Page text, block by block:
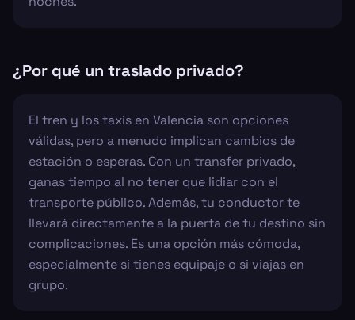
¿Por qué un traslado privado?
El tren y los taxis en Valencia son opciones
válidas, pero a menudo implican cambios de
estación o esperas. Con un transfer privado,
ganas tiempo al no tener que lidiar con el
transporte público. Además, tu conductor te
llevará directamente a la puerta de tu destino sin
complicaciones. Es una opción más cómoda,
especialmente si tienes equipaje o si viajas en
grupo.